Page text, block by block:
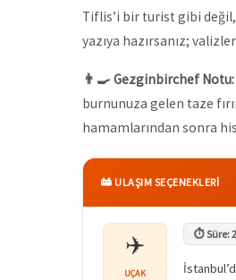
Tiflis’i bir turist gibi
yazıya hazırsanız;
👨‍🍳 Gezginbirchef Notu:
burnunuza gelen taze
hamamlarından sonra
🚋 ULAŞIM SEÇENEKLERİ
✈️
UÇAK
⏱️ Süre: